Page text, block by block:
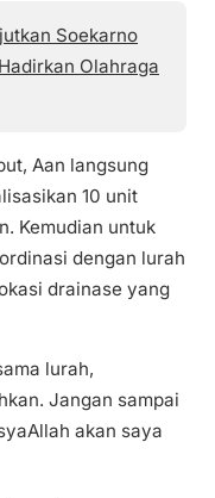
Soekarno
Olahraga
Aan langsung
10 unit
Kemudian untuk
dengan lurah
drainase yang
lurah,
Jangan sampai
akan saya